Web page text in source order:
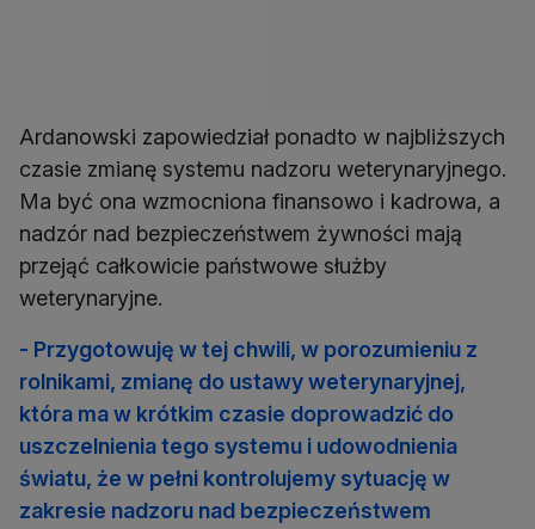
Ardanowski zapowiedział ponadto w najbliższych
czasie zmianę systemu nadzoru weterynaryjnego.
Ma być ona wzmocniona finansowo i kadrowa, a
nadzór nad bezpieczeństwem żywności mają
przejąć całkowicie państwowe służby
weterynaryjne.
- Przygotowuję w tej chwili, w porozumieniu z
rolnikami, zmianę do ustawy weterynaryjnej,
która ma w krótkim czasie doprowadzić do
uszczelnienia tego systemu i udowodnienia
światu, że w pełni kontrolujemy sytuację w
zakresie nadzoru nad bezpieczeństwem